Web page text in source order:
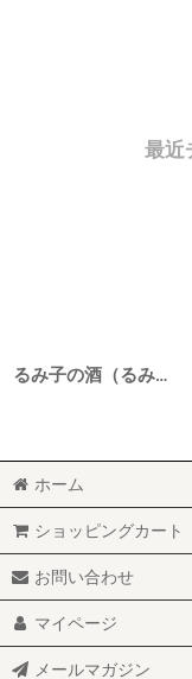
最近
るみ子の酒（るみこのさけ） 特別純米 9号酵母 7BY 1800ml
ホーム
ショッピングカート
お問い合わせ
マイページ
メールマガジン